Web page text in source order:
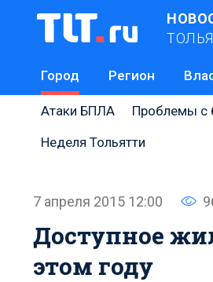
Город Регион
Атаки БПЛА Проблемы с
Неделя Тольятти
7 апреля 2015 12:00
Доступное
этом году